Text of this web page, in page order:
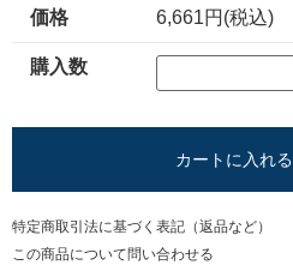
価格 6,661円(税込)
購入数
カートに入れる
特定商取引法に基づく表記（返品など）
この商品について問い合わせる